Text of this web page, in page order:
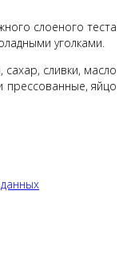
слоеного теста
уголками.
сливки, масло
прессованные, яйцо